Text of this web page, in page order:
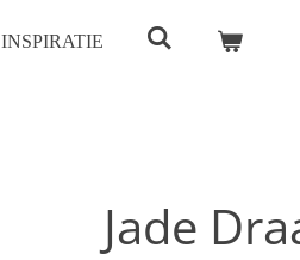
INSPIRATIE
Jade